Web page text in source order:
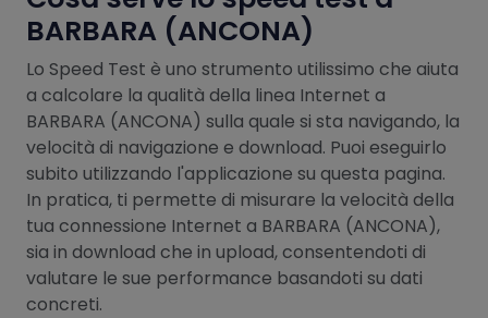
BARBARA (ANCONA)
Lo Speed Test è uno strumento utilissimo che aiuta
a calcolare la qualità della linea Internet a
BARBARA (ANCONA) sulla quale si sta navigando, la
velocità di navigazione e download. Puoi eseguirlo
subito utilizzando l'applicazione su questa pagina.
In pratica, ti permette di misurare la velocità della
tua connessione Internet a BARBARA (ANCONA),
sia in download che in upload, consentendoti di
valutare le sue performance basandoti su dati
concreti.